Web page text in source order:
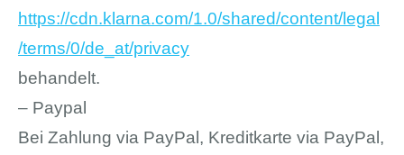
https://cdn.klarna.com/1.0/shared/content/legal
/terms/0/de_at/privacy
behandelt.
– Paypal
Bei Zahlung via PayPal, Kreditkarte via PayPal,